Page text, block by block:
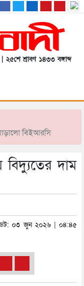
শ্রাবণ ১৪৩৩ বঙ্গাব্দ
বিইআরসি
বিদ্যুতের দাম
০৩ জুন ২০২৬ | ০৪:৪৫